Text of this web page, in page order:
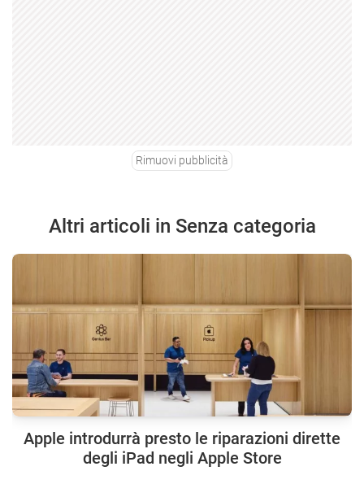
Rimuovi pubblicità
Altri articoli in Senza categoria
Apple introdurrà presto le riparazioni dirette
degli iPad negli Apple Store